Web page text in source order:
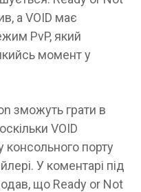
а VOID має
PvP, який
момент у
зможуть грати в
VOID
консольного порту
У коментарі під
що Ready or Not